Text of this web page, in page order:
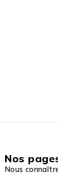
Nos
Nous